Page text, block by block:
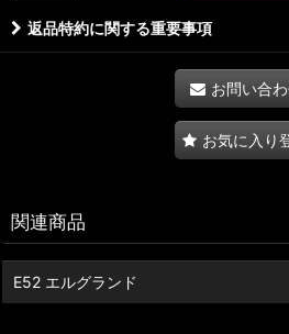
返品特約に関する重要事項
お問い合
お気に入り
関連商品
E52 エルグランド